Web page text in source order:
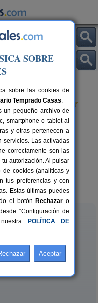
14+4 pers.
desde35 €
SOBRE
sobre las cookies de
Temprado Casas.
un pequeño archivo de
smartphone o tablet al
y otras pertenecen a
servicios. Las activadas
correctamente son las
autorización. Al pulsar
de cookies (analíticas y
tus preferencias y con
Estas últimas puedes
el botón Rechazar o
“Configuración de
POLÍTICA DE